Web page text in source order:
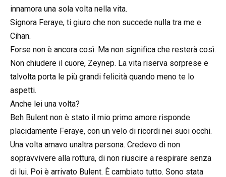
innamora una sola volta nella vita.
Signora Feraye, ti giuro che non succede nulla tra me e
Cihan.
Forse non è ancora così. Ma non significa che resterà così.
Non chiudere il cuore, Zeynep. La vita riserva sorprese e
talvolta porta le più grandi felicità quando meno te lo
aspetti.
Anche lei una volta?
Beh Bulent non è stato il mio primo amore risponde
placidamente Feraye, con un velo di ricordi nei suoi occhi.
Una volta amavo unaltra persona. Credevo di non
sopravvivere alla rottura, di non riuscire a respirare senza
di lui. Poi è arrivato Bulent. È cambiato tutto. Sono stata